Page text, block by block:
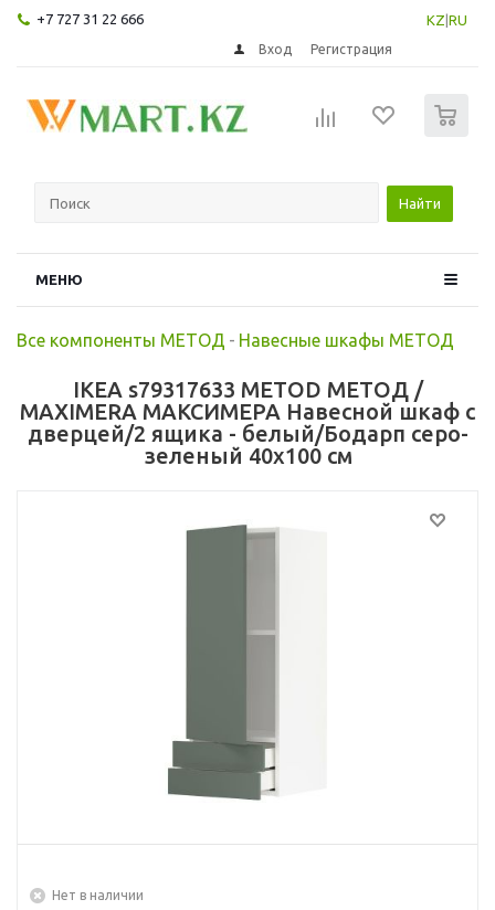
+7 727 31 22 666 KZ RU
Вход Регистрация
Найти
МЕНЮ
Все компоненты МЕТОД - Навесные шкафы МЕТОД
IKEA s79317633 METOD МЕТОД /
MAXIMERA МАКСИМЕРА Навесной шкаф с
дверцей/2 ящика - белый/Бодарп серо-
зеленый 40x100 см
Нет в наличии